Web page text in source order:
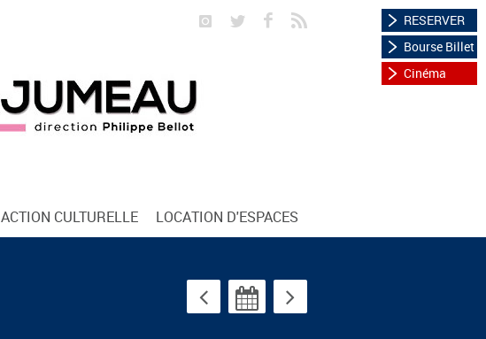
RESERVER
Bourse Billet
Cinéma
ACTION CULTURELLE LOCATION D'ESPACES